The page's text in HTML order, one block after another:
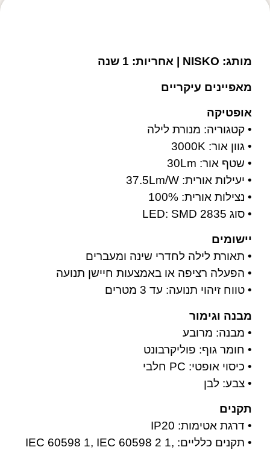
מותג: NISKO | אחריות: 1 שנה
מאפיינים עיקריים
אופטיקה
• קטגוריה: מנורת לילה
• גוון אור: 3000K
• שטף אור: 30Lm
• יעילות אורית: 37.5Lm/W
• נצילות אורית: 100%
• סוג LED: SMD 2835
יישומים
• תאורת לילה לחדרי שינה ומעברים
• הפעלה רציפה או באמצעות חיישן תנועה
• טווח זיהוי תנועה: עד 3 מטרים
מבנה וגימור
• מבנה: מרובע
• חומר גוף: פוליקרבונט
• כיסוי אופטי: PC חלבי
• צבע: לבן
תקנים
• דרגת אטימות: IP20
• תקנים כלליים: IEC 60598 1, IEC 60598 2 1,